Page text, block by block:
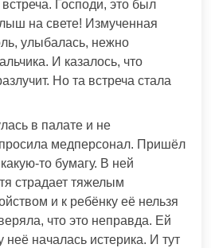
Господи, это был
на свете! Измученная
улыбалась, нежно
И казалось, что
Но та встреча стала
в палате и не
медперсонал. Пришёл
то бумагу. В ней
страдает тяжелым
и к ребёнку её нельзя
что это неправда. Ей
началась истерика. И тут